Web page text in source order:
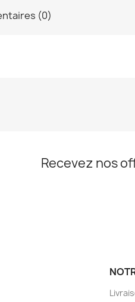
(0)
Recevez nos